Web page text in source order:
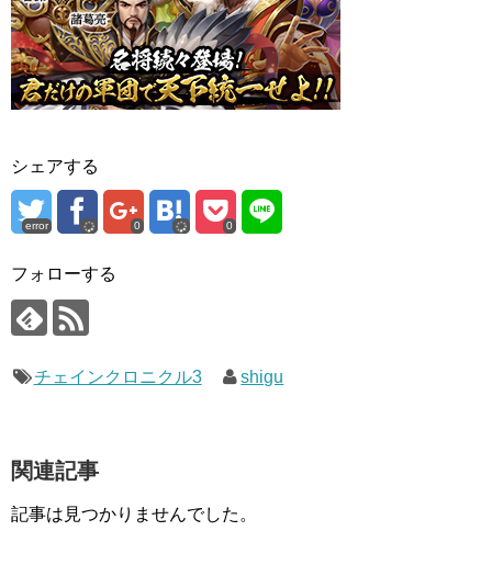
シェアする
error 0 0
フォローする
チェインクロニクル3 shigu
関連記事
記事は見つかりませんでした。